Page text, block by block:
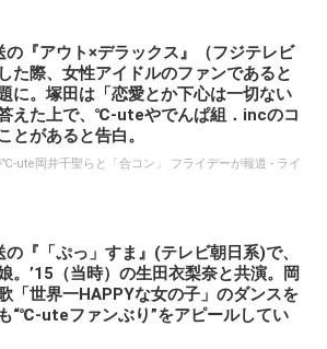
『アウト×デラックス』（フジテレビ
た際、女性アイドルのファンであると
に。塚田は「恋愛とか下心は一切ない
えた上で、℃-uteやでんぱ組．incのコ
とがあると告白。
℃‐ute岡井千聖らと「合コン」 フライデーが報道 - ライ
『「ぷっ」すま』(テレビ朝日系)で、
。’15（当時）の生田衣梨奈と共演。岡
世界一HAPPYな女の子」のダンスを
“℃-uteファンぶり”をアピールしてい